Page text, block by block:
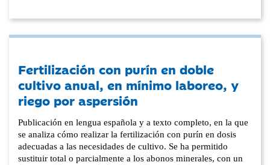
Fertilización con purín en doble
cultivo anual, en mínimo laboreo, y
riego por aspersión
Publicación en lengua española y a texto completo, en la que
se analiza cómo realizar la fertilización con purín en dosis
adecuadas a las necesidades de cultivo. Se ha permitido
sustituir total o parcialmente a los abonos minerales, con un